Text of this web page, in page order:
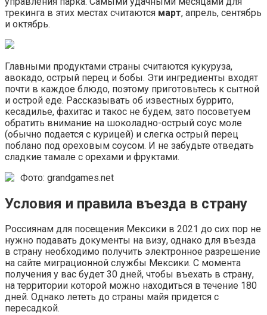
трекинга в этих местах считаются март, апрель, сентябрь
и октябрь.
Главными продуктами страны считаются кукуруза,
авокадо, острый перец и бобы. Эти ингредиенты входят
почти в каждое блюдо, поэтому приготовьтесь к сытной
и острой еде. Рассказывать об известных буррито,
кесадилье, фахитас и такос не будем, зато посоветуем
обратить внимание на шоколадно-острый соус моле
(обычно подается с курицей) и слегка острый перец
поблано под ореховым соусом. И не забудьте отведать
сладкие тамале с орехами и фруктами.
Фото: grandgames.net
Условия и правила въезда в страну
Россиянам для посещения Мексики в 2021 до сих пор не
нужно подавать документы на визу, однако для въезда
в страну необходимо получить электронное разрешение
на сайте миграционной службы Мексики. С момента
получения у вас будет 30 дней, чтобы въехать в страну,
на территории которой можно находиться в течение 180
дней. Однако лететь до страны майя придется с
пересадкой.